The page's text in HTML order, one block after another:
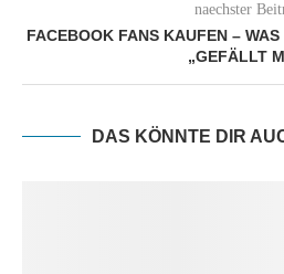
naechster
FACEBOOK FANS KAUFEN –
„GEFÄLLT
DAS KÖNNTE DIR